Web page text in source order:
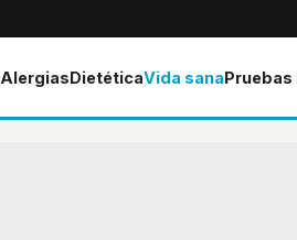
AlergiasDietéticaVida sana